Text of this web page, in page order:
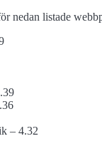
nedan listade
– 4.32